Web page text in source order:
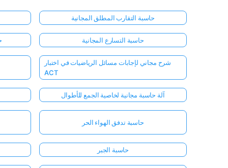
حاسبة التقارب المطلق المجانية
حاسبة التسارع المجانية
شرح مجاني لإجابات مسائل الرياضيات في اختبار
ACT
آلة حاسبة مجانية لخاصية الجمع للأطوال
حاسبة تدفق الهواء الحر
حاسبة الجبر